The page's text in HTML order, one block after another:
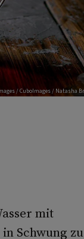
/ CuboImages / Natasha
mit
Schwung zu